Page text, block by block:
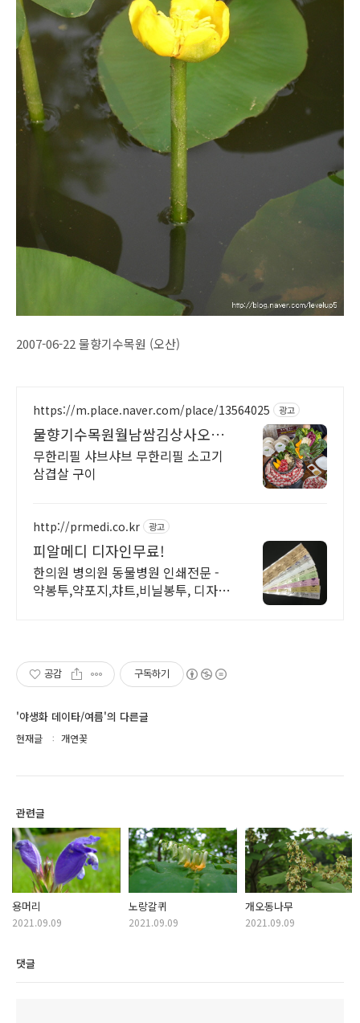
2007-06-22 물향기수목원 (오산)
https://m.place.naver.com/place/13564025 광고
물향기수목원월남쌈김상사오산
점
무한리필 샤브샤브 무한리필 소고기
삼겹살 구이
http://prmedi.co.kr 광고
피알메디 디자인무료!
한의원 병의원 동물병원 인쇄전문 -
약봉투,약포지,챠트,비닐봉투, 디자인
공감 구독하기
'야생화 데이타/여름'의 다른글
현재글 개연꽃
관련글
용머리
2021.09.09
노랑갈퀴
2021.09.09
개오동나무
2021.09.09
댓글